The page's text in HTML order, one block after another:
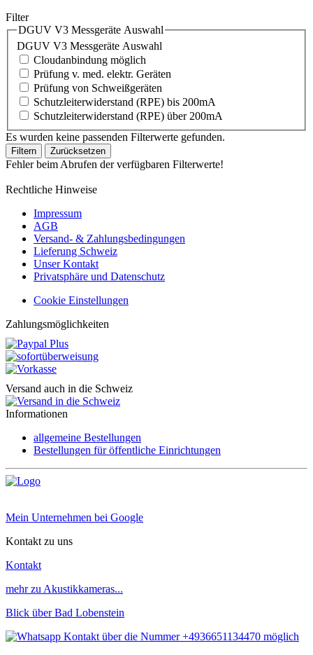
Filter
DGUV V3 Messgeräte Auswahl
DGUV V3 Messgeräte Auswahl
Cloudanbindung möglich
Prüfung v. med. elektr. Geräten
Prüfung von Schweißgeräten
Schutzleiterwiderstand (RPE) bis 200mA
Schutzleiterwiderstand (RPE) über 200mA
Es wurden keine passenden Filterwerte gefunden.
Filtern Zurücksetzen
Fehler beim Abrufen der verfügbaren Filterwerte!
Rechtliche Hinweise
Impressum
AGB
Versand- & Zahlungsbedingungen
Lieferung Schweiz
Unser Kontakt
Privatsphäre und Datenschutz
Cookie Einstellungen
Zahlungsmöglichkeiten
Versand auch in die Schweiz
Informationen
allgemeine Bestellungen
Bestellungen für öffentliche Einrichtungen
Mein Unternehmen bei Google
Kontakt zu uns
Kontakt
mehr zu Akustikkameras...
Blick über Bad Lobenstein